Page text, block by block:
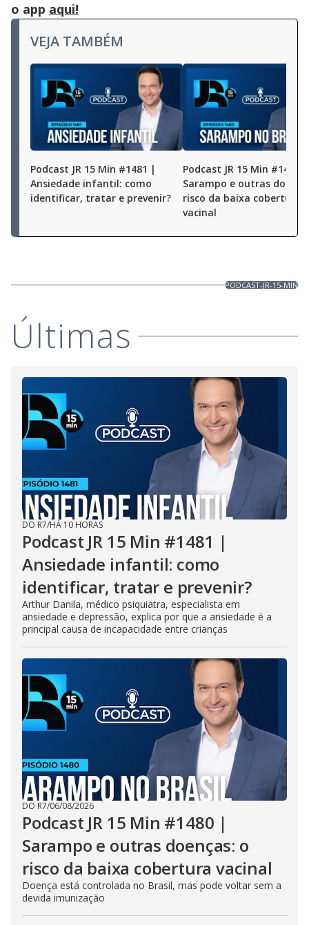
o app aqui!
VEJA TAMBÉM
Podcast JR 15 Min #1481 |
Ansiedade infantil: como
identificar, tratar e prevenir?
Podcast JR 15 Min #1480 |
Sarampo e outras
risco da baixa cobertura
vacinal
PODCAST-JR-15-MIN
Últimas
DO R7/HÁ 10 HORAS
Podcast JR 15 Min #1481 |
Ansiedade infantil: como
identificar, tratar e prevenir?
Arthur Danila, médico psiquiatra, especialista em
ansiedade e depressão, explica por que a ansiedade é a
principal causa de incapacidade entre crianças
DO R7/06/08/2026
Podcast JR 15 Min #1480 |
Sarampo e outras doenças: o
risco da baixa cobertura vacinal
Doença está controlada no Brasil, mas pode voltar sem a
devida imunização